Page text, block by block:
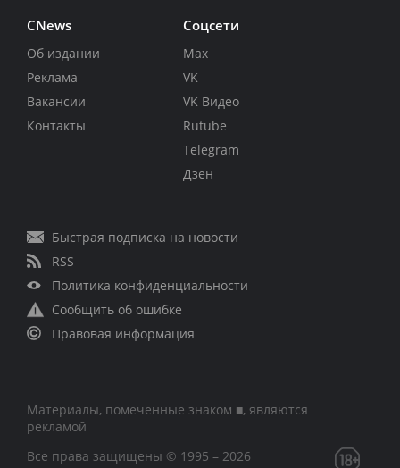
CNews
Об издании
Реклама
Вакансии
Контакты
Соцсети
Max
VK
VK Видео
Rutube
Telegram
Дзен
Быстрая подписка на новости
RSS
Политика конфиденциальности
Сообщить об ошибке
Правовая информация
Материалы, помеченные знаком ■, являются
рекламой
Все права защищены © 1995 – 2026